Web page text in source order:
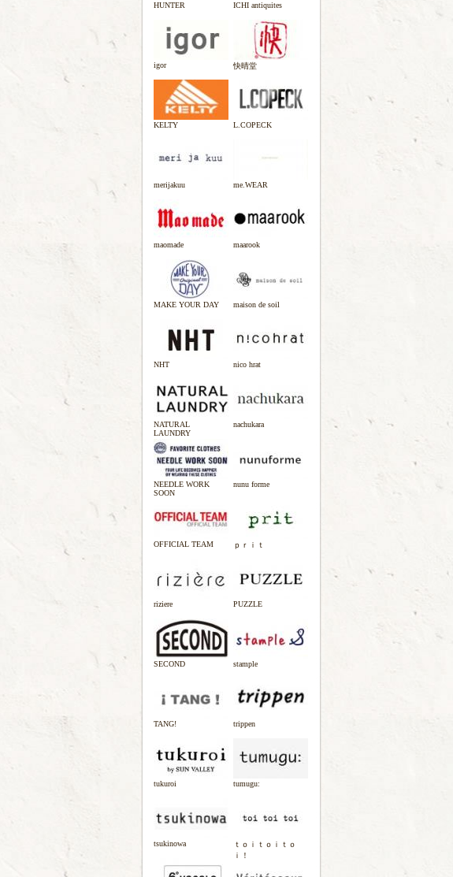
HUNTER ICHI antiquites
igor 快晴堂
KELTY L.COPECK
merijakuu me.WEAR
maomade maarook
MAKE YOUR DAY maison de soil
NHT nico hrat
NATURAL
LAUNDRY
nachukara
NEEDLE WORK
SOON
nunu forme
OFFICIAL TEAM ｐｒｉｔ
riziere PUZZLE
SECOND stample
TANG! trippen
tukuroi tumugu:
tsukinowa
ｔｏｉｔｏｉｔｏ
ｉ！